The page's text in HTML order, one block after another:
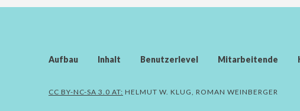
Aufbau Inhalt Benutzerlevel Mitarbeitende
CC BY-NC-SA 3.0 AT: HELMUT W. KLUG, ROMAN WEINBERGER